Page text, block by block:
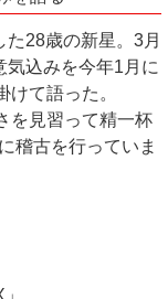
28歳の新星。3月
込みを今年1月に
て語った。
を見習って精一杯
稽古を行っていま